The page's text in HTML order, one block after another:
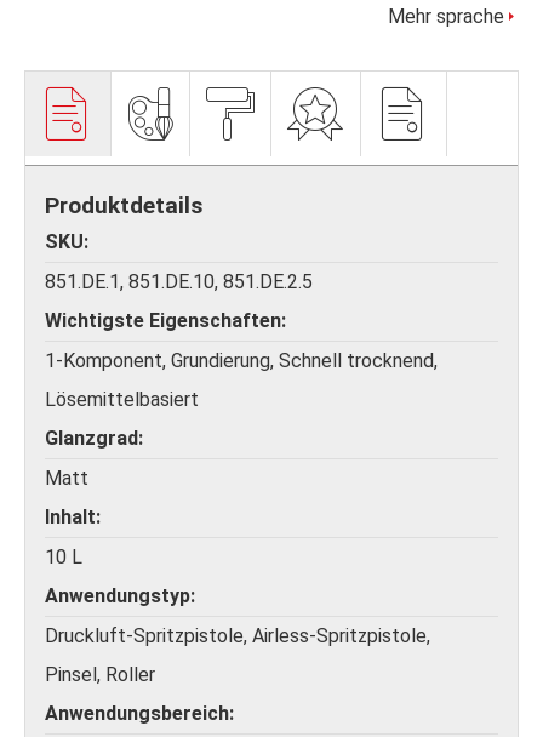
Mehr sprache
Produktdetails
SKU
851.DE.1, 851.DE.10, 851.DE.2.5
Wichtigste Eigenschaften
1-Komponent, Grundierung, Schnell trocknend,
Lösemittelbasiert
Glanzgrad
Matt
Inhalt
10 L
Anwendungstyp
Druckluft-Spritzpistole, Airless-Spritzpistole,
Pinsel, Roller
Anwendungsbereich